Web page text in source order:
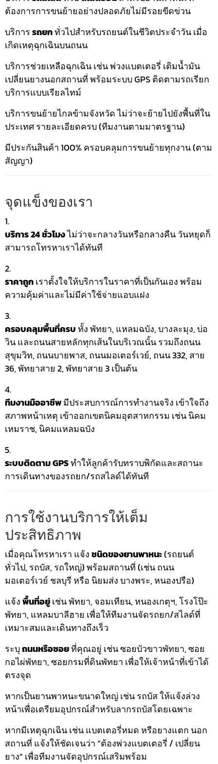
ต้องการการขนย้ายอย่างปลอดภัยไม่มีรอยขีดข่วน
บริการรถยกทั่วไปสำหรับรถยนต์ในชีวิตประจำวัน เมื่อ
เกิดเหตุฉุกเฉินบนถนน
บริการช่วยเหลือฉุกเฉิน เช่น พ่วงแบตเตอรี่ เติมน้ำมัน
เปลี่ยนยางนอกสถานที่ พร้อมระบบ GPS ติดตามรถเรียก
บริการแบบเรียลไทม์
บริการขนย้ายไกลข้ามจังหวัด ไม่ว่าจะย้ายไปยังพื้นที่ใน
ประเทศ รายละเอียดครบ (ทีมงานตามมาตรฐาน)
มีประกันสินค้า 100% ครอบคลุมการขนย้ายทุกงาน (ตาม
สัญญา)
จุดแข็งของเรา
บริการ 24 ชั่วโมงไม่ว่าจะกลางวันหรือกลางคืน วันหยุดก็
สามารถโทรหาเราได้ทันที
ราคาถูกเราตั้งใจให้บริการในราคาที่เป็นกันเอง พร้อม
ความคุ้มค่าและไม่มีค่าใช้จ่ายแอบแฝง
ครอบคลุมพื้นที่ครบทั้ง พัทยา, แหลมฉบัง, บางละมุง, บ่อ
วิน และถนนสายหลักทุกเส้นในบริเวณนั้น รวมถึงถนน
สุขุมวิท, ถนนบายพาส, ถนนมอเตอร์เวย์, ถนน 332, สาย
36, พัทยาสาย 2, พัทยาสาย 3 เป็นต้น
ทีมงานมืออาชีพมีประสบการณ์การทำงานจริง เข้าใจถึง
สภาพหน้าเหตุ เข้าออกเขตนิคมอุตสาหกรรม เช่น นิคม
เหมราช, นิคมแหลมฉบัง
ระบบติดตาม GPSทำให้ลูกค้ารับทราบพิกัดและสถานะ
การเดินทางของรถยก/รถสไลด์ได้ทันที
การใช้งานบริการให้เต็ม
ประสิทธิภาพ
เมื่อคุณโทรหาเรา แจ้งชนิดของยานพาหนะ(รถยนต์
ทั่วไป, รถบัส, รถใหญ่) พร้อมสถานที่ (เช่น ถนน
มอเตอร์เวย์ ชลบุรี หรือ นิยมส่ง บางพระ, หนองปรือ)
แจ้งพื้นที่อยู่เช่น พัทยา, จอมเทียน, หนองเกตุฯ, โรงโป๊ะ
พัทยา, แหลมบาลีฮาย เพื่อให้ทีมงานจัดรถยก/สไลด์ที่
เหมาะสมและเดินทางถึงเร็ว
ระบุถนนหรือซอยที่คุณอยู่ เช่น ซอยบัวขาวพัทยา, ซอย
กอไผ่พัทยา, ซอยกรมที่ดินพัทยา เพื่อให้เจ้าหน้าที่เข้าได้
ตรงจุด
หากเป็นยานพาหนะขนาดใหญ่ เช่น รถบัส ให้แจ้งล่วง
หน้าเพื่อเตรียมอุปกรณ์สำหรับลากรถบัสโดยเฉพาะ
หากมีเหตุฉุกเฉิน เช่น แบตเตอรี่หมด หรือยางแตก นอก
สถานที่ แจ้งให้ชัดเจนว่า “ต้องพ่วงแบตเตอรี่ / เปลี่ยน
ยาง” เพื่อทีมงานจัดอุปกรณ์เสริมพร้อม